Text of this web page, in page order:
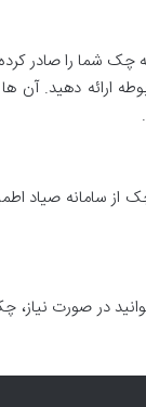
چک شما را صادر
ارائه دهید. آن
سامانه صیاد
در صورت